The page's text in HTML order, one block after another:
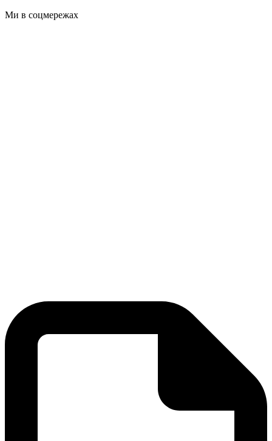
Ми в соцмережах